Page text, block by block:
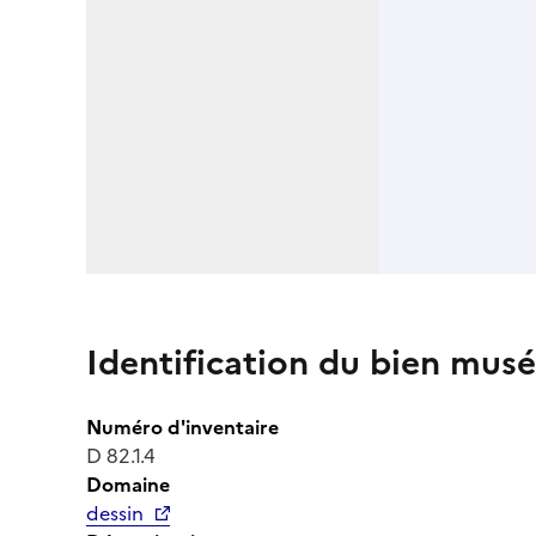
Identification du bien
Numéro d'inventaire
D 82.1.4
Domaine
dessin